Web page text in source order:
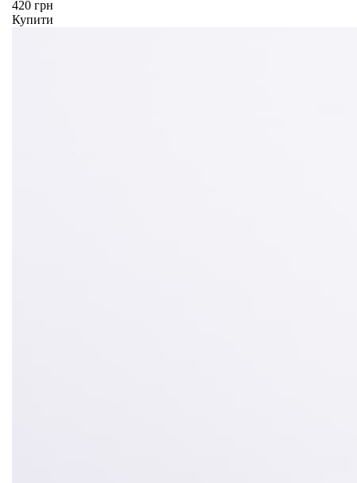
420 грн
Купити